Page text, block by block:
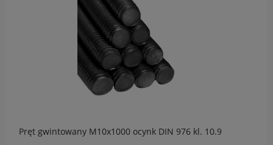
Pręt gwintowany M10x1000 ocynk DIN 976 kl. 10.9